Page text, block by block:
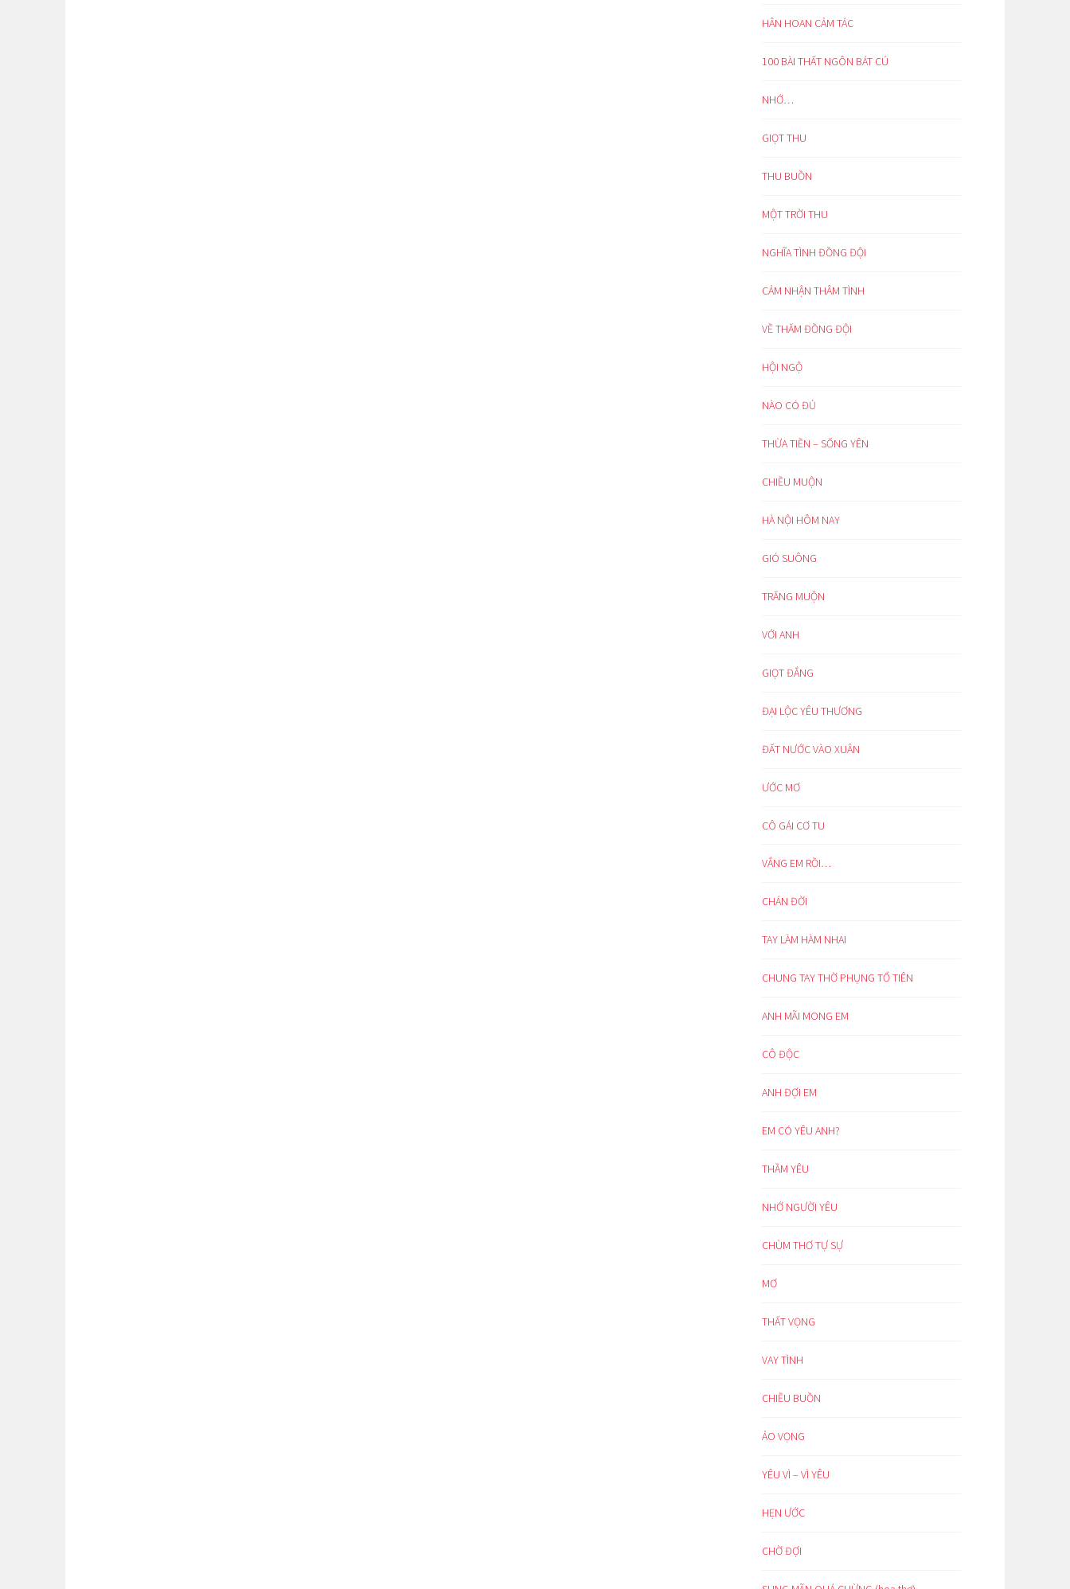
HÂN HOAN CẢM TÁC
100 BÀI THẤT NGÔN BÁT CÚ
NHỚ…
GIỌT THU
THU BUỒN
MỘT TRỜI THU
NGHĨA TÌNH ĐỒNG ĐỘI
CẢM NHẬN THÂM TÌNH
VỀ THĂM ĐỒNG ĐỘI
HỘI NGỘ
NÀO CÓ ĐỦ
THỪA TIỀN – SỐNG YÊN
CHIỀU MUỘN
HÀ NỘI HÔM NAY
GIÓ SUÔNG
TRĂNG MUỘN
VỚI ANH
GIỌT ĐẮNG
ĐẠI LỘC YÊU THƯƠNG
ĐẤT NƯỚC VÀO XUÂN
ƯỚC MƠ
CÔ GÁI CƠ TU
VẮNG EM RỒI…
CHÁN ĐỜI
TAY LÀM HÀM NHAI
CHUNG TAY THỜ PHỤNG TỔ TIÊN
ANH MÃI MONG EM
CÔ ĐỘC
ANH ĐỢI EM
EM CÓ YÊU ANH?
THẦM YÊU
NHỚ NGƯỜI YÊU
CHÙM THƠ TỰ SỰ
MƠ
THẤT VỌNG
VAY TÌNH
CHIỀU BUỒN
ẢO VỌNG
YÊU VÌ – VÌ YÊU
HẸN ƯỚC
CHỜ ĐỢI